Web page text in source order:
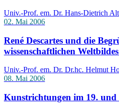
Univ.-Prof. em. Dr. Hans-Dietrich
02. Mai 2006
René Descartes und die
wissenschaftlichen
Univ.-Prof. em. Dr. Dr.hc. Helmut
08. Mai 2006
Kunstrichtungen im 19.